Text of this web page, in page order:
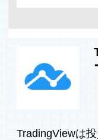
TradingViewは